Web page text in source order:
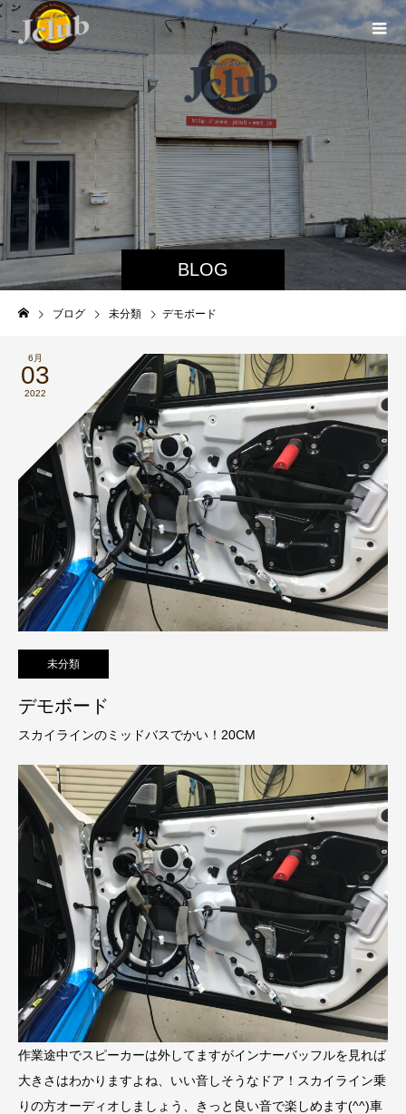
BLOG
ブログ 未分類 デモボード
6月
03
2022
未分類
デモボード
スカイラインのミッドバスでかい！20CM
作業途中でスピーカーは外してますがインナーバッフルを見れば
大きさはわかりますよね、いい音しそうなドア！スカイライン乗
りの方オーディオしましょう、きっと良い音で楽しめます(^^)車